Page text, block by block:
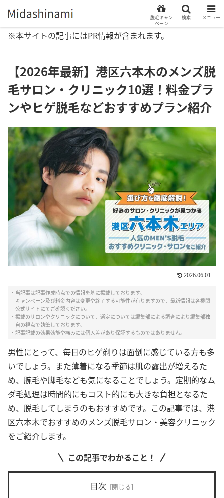
※本サイトの記事にはPR情報が含まれます。
【2026年最新】港区六本木のメンズ脱
毛サロン・クリニック10選！料金プラ
ンやヒゲ脱毛などおすすめプラン紹介
2026.06.01
・当記事は記事作成時点での情報を基に掲載しております。
キャンペーン及び料金内容は変更や終了する可能性が有りますので、最新情報は各機関
公式サイトにてご確認ください。
・掲載のサロンやクリニックについて、選定については編集部による調査により編集部独
自の視点で執筆しております。
・記事記載の効果効能や痛みには個人差があり保証するものではありません。
男性にとって、毎日のヒゲ剃りは面倒に感じている方も多
いでしょう。また薄着になる季節は肌の露出が増えるた
め、腕毛や脚毛なども気になることでしょう。定期的なム
ダ毛処理は時間的にもコスト的にも大きな負担となるた
め、脱毛してしまうのもおすすめです。この記事では、港
区六本木でおすすめのメンズ脱毛サロン・美容クリニック
をご紹介します。
この記事でわかること！
目次
脱毛キャン
ペーン
検索 メニュー